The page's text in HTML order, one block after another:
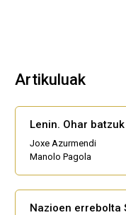
Artikuluak
Lenin. Ohar
Joxe Azurmendi
Manolo Pagola
Nazioen errebolta